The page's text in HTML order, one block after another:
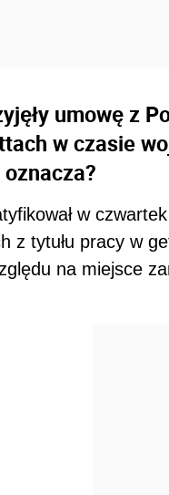
umowę z
w czasie
w
z tytułu pracy w
na miejsce